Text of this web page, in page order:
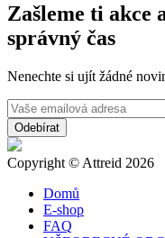
Zašleme ti akce
správný čas
Nenechte si ujít žádné
Copyright © Attreid 2026
Domů
E-shop
FAQ